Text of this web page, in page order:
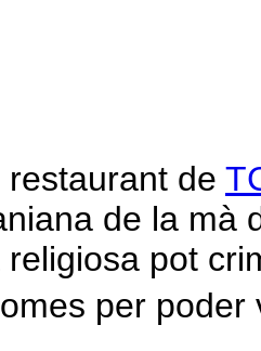
de
de la mà
pot
per